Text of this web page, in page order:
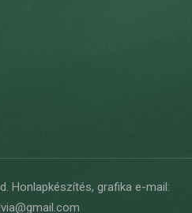
Honlapkészítés, grafika e-mail: